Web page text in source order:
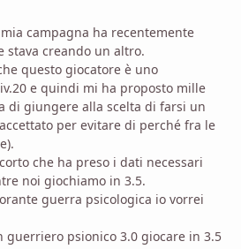
campagna ha recentemente
stava creando un altro.
questo giocatore è uno
e quindi mi ha proposto mille
di giungere alla scelta di farsi un
per evitare di perché fra le
che ha preso i dati necessari
noi giochiamo in 3.5.
guerra psicologica io vorrei
guerriero psionico 3.0 giocare in 3.5